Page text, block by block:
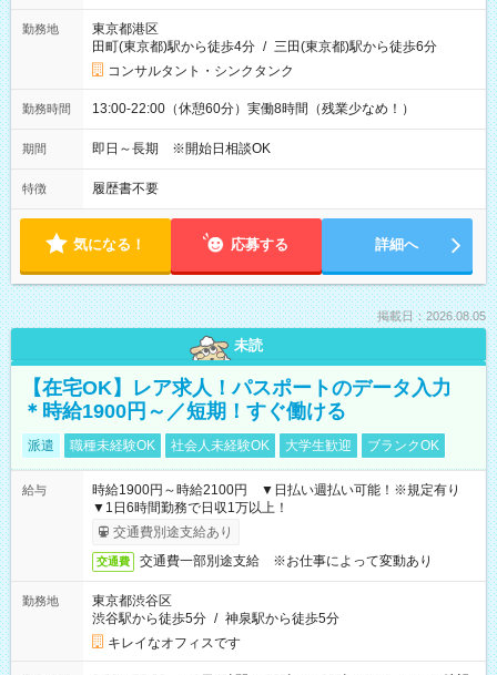
勤務地
東京都港区
田町(東京都)駅から徒歩4分 / 三田(東京都)駅から徒歩6分
コンサルタント・シンクタンク
勤務時間 13:00-22:00（休憩60分）実働8時間（残業少なめ！）
期間 即日～長期 ※開始日相談OK
特徴 履歴書不要
気になる！ 応募する 詳細へ
掲載日：2026.08.05
未読
【在宅OK】レア求人！パスポートのデータ入力
＊時給1900円～／短期！すぐ働ける
派遣 職種未経験OK 社会人未経験OK 大学生歓迎 ブランクOK
給与
時給1900円～時給2100円 ▼日払い週払い可能！※規定有り
▼1日6時間勤務で日収1万以上！
交通費別途支給あり
交通費 交通費一部別途支給 ※お仕事によって変動あり
勤務地
東京都渋谷区
渋谷駅から徒歩5分 / 神泉駅から徒歩5分
キレイなオフィスです